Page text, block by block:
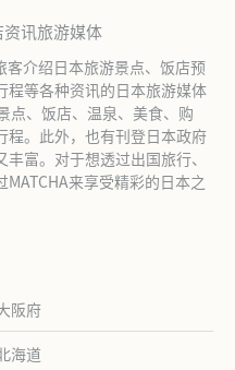
资讯旅游媒体
客介绍日本旅游景点、饭店预
程等各种资讯的日本旅游媒体
点、饭店、温泉、美食、购
程。此外，也有刊登日本政府
富。对于想透过出国旅行、
来享受精彩的日本之
阪府
海道